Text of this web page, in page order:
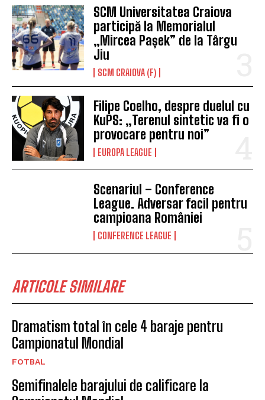
SCM Universitatea Craiova
participă la Memorialul
„Mircea Pașek” de la Târgu
Jiu
SCM CRAIOVA (F)
Filipe Coelho, despre duelul cu
KuPS: „Terenul sintetic va fi o
provocare pentru noi”
EUROPA LEAGUE
Scenariul – Conference
League. Adversar facil pentru
campioana României
CONFERENCE LEAGUE
ARTICOLE SIMILARE
Dramatism total în cele 4 baraje pentru
Campionatul Mondial
FOTBAL
Semifinalele barajului de calificare la